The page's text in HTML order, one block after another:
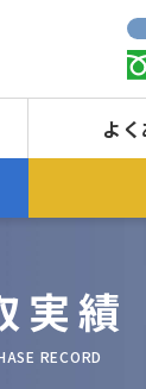
よ
実績
RECORD